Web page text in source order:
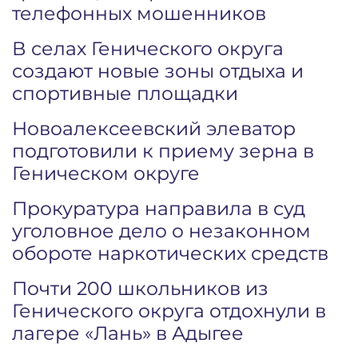
телефонных мошенников
В селах Генического округа
создают новые зоны отдыха и
спортивные площадки
Новоалексеевский элеватор
подготовили к приему зерна в
Геническом округе
Прокуратура направила в суд
уголовное дело о незаконном
обороте наркотических средств
Почти 200 школьников из
Генического округа отдохнули в
лагере «Лань» в Адыгее